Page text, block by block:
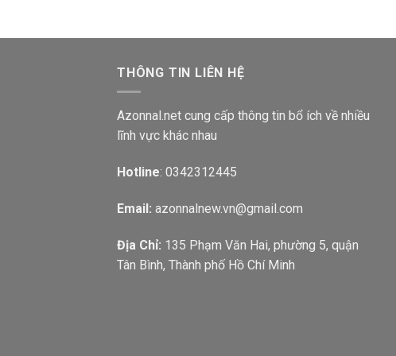
THÔNG TIN LIÊN HỆ
Azonnal.net cung cấp thông tin bổ ích về nhiều
lĩnh vực khác nhau
Hotline: 0342312445
Email: azonnalnew.vn@gmail.com
Địa Chỉ: 135 Phạm Văn Hai, phường 5, quận
Tân Bình, Thành phố Hồ Chí Minh